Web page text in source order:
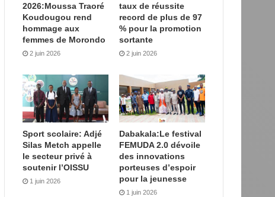
2026:Moussa Traoré
Koudougou rend
hommage aux
femmes de Morondo
2 juin 2026
taux de réussite
record de plus de 97
% pour la promotion
sortante
2 juin 2026
Sport scolaire: Adjé
Silas Metch appelle
le secteur privé à
soutenir l’OISSU
1 juin 2026
Dabakala:Le festival
FEMUDA 2.0 dévoile
des innovations
porteuses d’espoir
pour la jeunesse
1 juin 2026